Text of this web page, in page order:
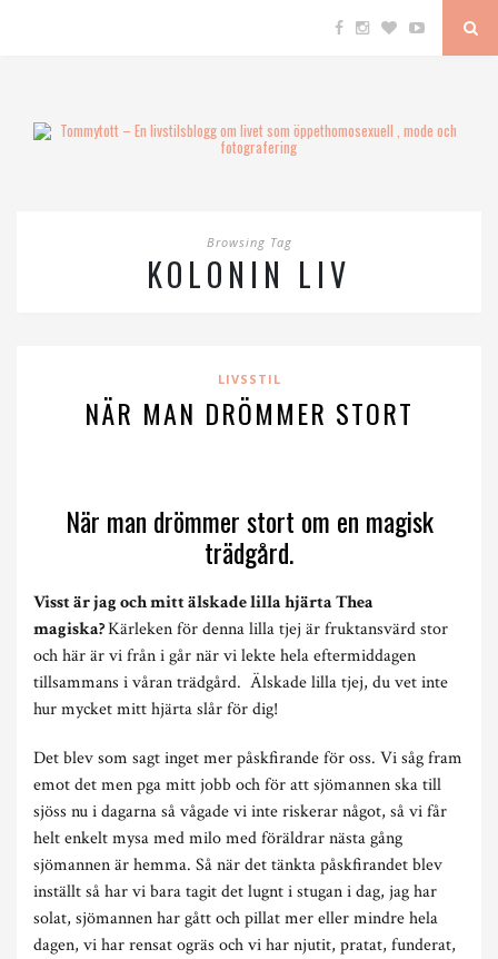
Browsing Tag
KOLONIN LIV
LIVSSTIL
NÄR MAN DRÖMMER STORT
När man drömmer stort om en magisk
trädgård.
Visst är jag och mitt älskade lilla hjärta Thea
magiska?Kärleken för denna lilla tjej är fruktansvärd stor
och här är vi från i går när vi lekte hela eftermiddagen
tillsammans i våran trädgård. Älskade lilla tjej, du vet inte
hur mycket mitt hjärta slår för dig!
Det blev som sagt inget mer påskfirande för oss. Vi såg fram
emot det men pga mitt jobb och för att sjömannen ska till
sjöss nu i dagarna så vågade vi inte riskerar något, så vi får
helt enkelt mysa med milo med föräldrar nästa gång
sjömannen är hemma. Så när det tänkta påskfirandet blev
inställt så har vi bara tagit det lugnt i stugan i dag, jag har
solat, sjömannen har gått och pillat mer eller mindre hela
dagen, vi har rensat ogräs och vi har njutit, pratat, funderat,